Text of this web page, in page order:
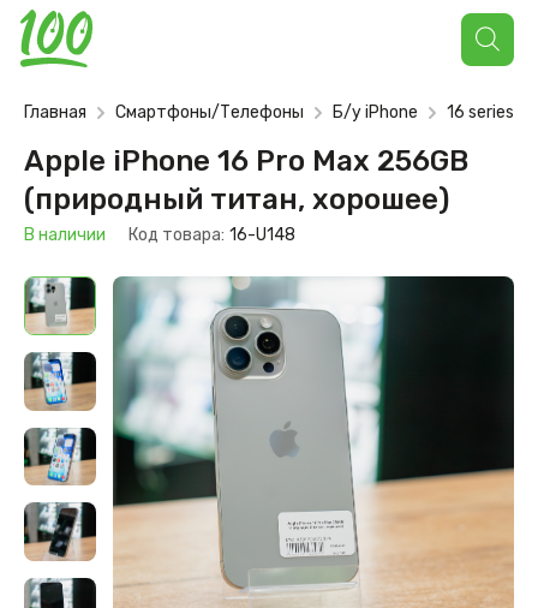
Поиск
товаров
Главная Смартфоны/Телефоны Б/у iPhone 16 series
Apple iPhone 16 Pro Max 256GB
(природный титан, хорошее)
В наличии Код товара: 16-U148